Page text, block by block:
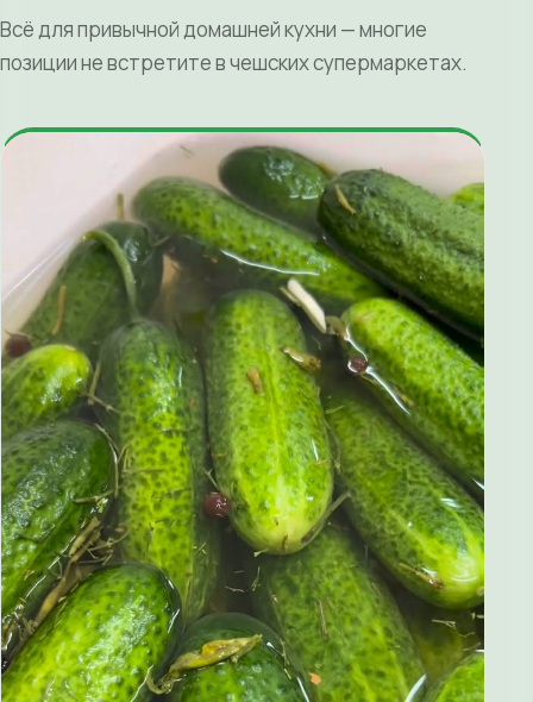
Всё для привычной домашней кухни — многие
позиции не встретите в чешских супермаркетах.